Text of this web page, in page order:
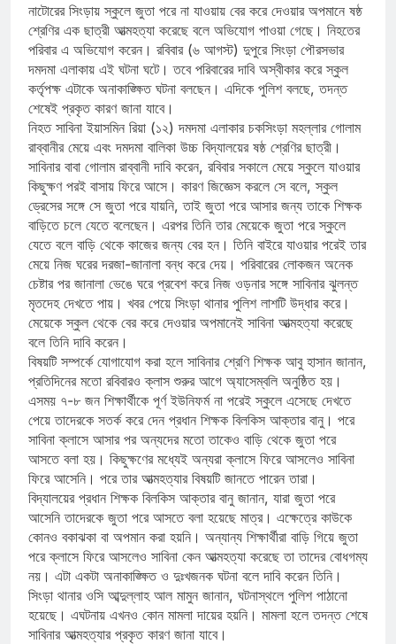
নাটোরের সিংড়ায় স্কুলে জুতা পরে না যাওয়ায় বের করে দেওয়ার অপমানে ষষ্ঠ
শ্রেণির এক ছাত্রী আত্মহত্যা করেছে বলে অভিযোগ পাওয়া গেছে। নিহতের
পরিবার এ অভিযোগ করেন। রবিবার (৬ আগস্ট) দুপুরে সিংড়া পৌরসভার
দমদমা এলাকায় এই ঘটনা ঘটে। তবে পরিবারের দাবি অস্বীকার করে স্কুল
কর্তৃপক্ষ এটাকে অনাকাঙ্ক্ষিত ঘটনা বলছেন। এদিকে পুলিশ বলছে, তদন্ত
শেষেই প্রকৃত কারণ জানা যাবে।
নিহত সাবিনা ইয়াসমিন রিয়া (১২) দমদমা এলাকার চকসিংড়া মহল্লার গোলাম
রাব্বানীর মেয়ে এবং দমদমা বালিকা উচ্চ বিদ্যালয়ের ষষ্ঠ শ্রেণির ছাত্রী।
সাবিনার বাবা গোলাম রাব্বানী দাবি করেন, রবিবার সকালে মেয়ে স্কুলে যাওয়ার
কিছুক্ষণ পরই বাসায় ফিরে আসে। কারণ জিজ্ঞেস করলে সে বলে, স্কুল
ড্রেসের সঙ্গে সে জুতা পরে যায়নি, তাই জুতা পরে আসার জন্য তাকে শিক্ষক
বাড়িতে চলে যেতে বলেছেন। এরপর তিনি তার মেয়েকে জুতা পরে স্কুলে
যেতে বলে বাড়ি থেকে কাজের জন্য বের হন। তিনি বাইরে যাওয়ার পরেই তার
মেয়ে নিজ ঘরের দরজা-জানালা বন্ধ করে দেয়। পরিবারের লোকজন অনেক
চেষ্টার পর জানালা ভেঙে ঘরে প্রবেশ করে নিজ ওড়নার সঙ্গে সাবিনার ঝুলন্ত
মৃতদেহ দেখতে পায়। খবর পেয়ে সিংড়া থানার পুলিশ লাশটি উদ্ধার করে।
মেয়েকে স্কুল থেকে বের করে দেওয়ার অপমানেই সাবিনা আত্মহত্যা করেছে
বলে তিনি দাবি করেন।
বিষয়টি সম্পর্কে যোগাযোগ করা হলে সাবিনার শ্রেণি শিক্ষক আবু হাসান জানান,
প্রতিদিনের মতো রবিবারও ক্লাস শুরুর আগে অ্যাসেম্বলি অনুষ্ঠিত হয়।
এসময় ৭-৮ জন শিক্ষার্থীকে পূর্ণ ইউনিফর্ম না পরেই স্কুলে এসেছে দেখতে
পেয়ে তাদেরকে সতর্ক করে দেন প্রধান শিক্ষক বিলকিস আক্তার বানু। পরে
সাবিনা ক্লাসে আসার পর অন্যদের মতো তাকেও বাড়ি থেকে জুতা পরে
আসতে বলা হয়। কিছুক্ষণের মধ্যেই অন্যরা ক্লাসে ফিরে আসলেও সাবিনা
ফিরে আসেনি। পরে তার আত্মহত্যার বিষয়টি জানতে পারেন তারা।
বিদ্যালয়ের প্রধান শিক্ষক বিলকিস আক্তার বানু জানান, যারা জুতা পরে
আসেনি তাদেরকে জুতা পরে আসতে বলা হয়েছে মাত্র। এক্ষেত্রে কাউকে
কোনও বকাঝকা বা অপমান করা হয়নি। অন্যান্য শিক্ষার্থীরা বাড়ি গিয়ে জুতা
পরে ক্লাসে ফিরে আসলেও সাবিনা কেন আত্মহত্যা করেছে তা তাদের বোধগম্য
নয়। এটা একটা অনাকাঙ্ক্ষিত ও দুঃখজনক ঘটনা বলে দাবি করেন তিনি।
সিংড়া থানার ওসি আব্দুল্লাহ আল মামুন জানান, ঘটনাস্থলে পুলিশ পাঠানো
হয়েছে। এঘটনায় এখনও কোন মামলা দায়ের হয়নি। মামলা হলে তদন্ত শেষে
সাবিনার আত্মহত্যার প্রকৃত কারণ জানা যাবে।